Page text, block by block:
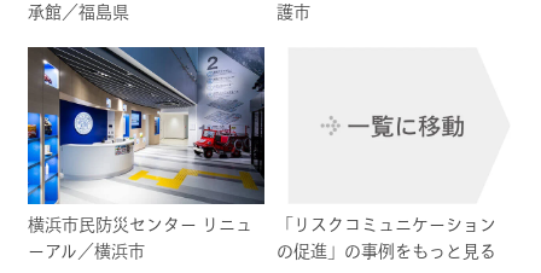
承館／福島県
護市
横浜市民防災センター リニュ
ーアル／横浜市
「リスクコミュニケーション
の促進」の事例をもっと見る